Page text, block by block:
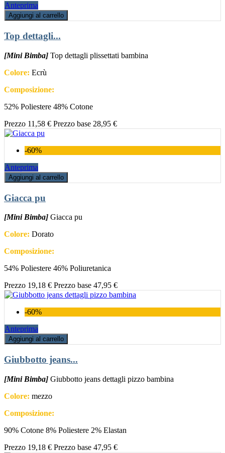
Anteprima
Aggiungi al carrello
Top dettagli...
[Mini Bimba] Top dettagli plissettati bambina
Colore: Ecrù
Composizione:
52% Poliestere 48% Cotone
Prezzo 11,58 € Prezzo base 28,95 €
-60%
Anteprima
Aggiungi al carrello
Giacca pu
[Mini Bimba] Giacca pu
Colore: Dorato
Composizione:
54% Poliestere 46% Poliuretanica
Prezzo 19,18 € Prezzo base 47,95 €
-60%
Anteprima
Aggiungi al carrello
Giubbotto jeans...
[Mini Bimba] Giubbotto jeans dettagli pizzo bambina
Colore: mezzo
Composizione:
90% Cotone 8% Poliestere 2% Elastan
Prezzo 19,18 € Prezzo base 47,95 €